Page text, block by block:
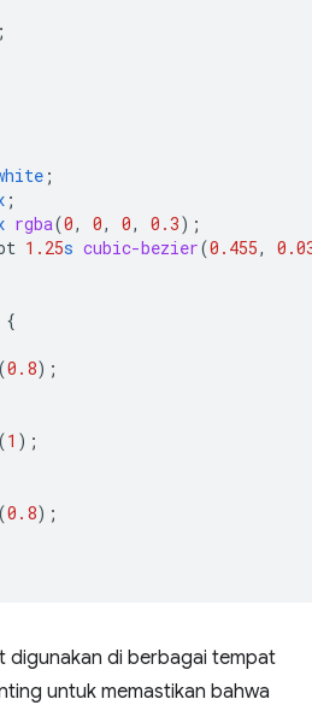
;
;
;
rgba(0, 0, 0, 0.3);
1.25s cubic-bezier(0.455,
{
(0.8);
(1 );
(0.8);
digunakan di berbagai tempat
untuk memastikan bahwa